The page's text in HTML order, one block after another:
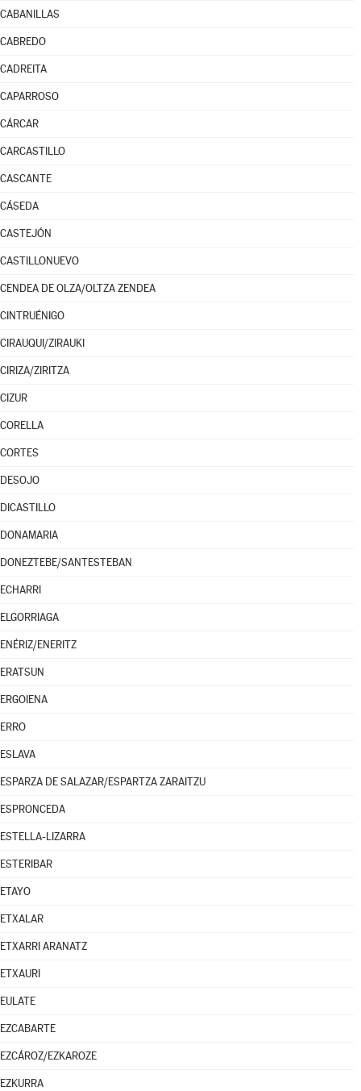
CABANILLAS
CABREDO
CADREITA
CAPARROSO
CÁRCAR
CARCASTILLO
CASCANTE
CÁSEDA
CASTEJÓN
CASTILLONUEVO
CENDEA DE OLZA/OLTZA ZENDEA
CINTRUÉNIGO
CIRAUQUI/ZIRAUKI
CIRIZA/ZIRITZA
CIZUR
CORELLA
CORTES
DESOJO
DICASTILLO
DONAMARIA
DONEZTEBE/SANTESTEBAN
ECHARRI
ELGORRIAGA
ENÉRIZ/ENERITZ
ERATSUN
ERGOIENA
ERRO
ESLAVA
ESPARZA DE SALAZAR/ESPARTZA ZARAITZU
ESPRONCEDA
ESTELLA-LIZARRA
ESTERIBAR
ETAYO
ETXALAR
ETXARRI ARANATZ
ETXAURI
EULATE
EZCABARTE
EZCÁROZ/EZKAROZE
EZKURRA